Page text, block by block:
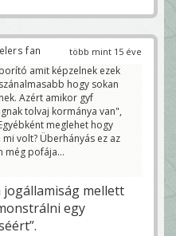
több mint 15 éve
fan
amit képzelnek ezek
hogy sokan
Azért amikor gyf
tolvaj kormánya van",
meglehet hogy
volt? Überhányás ez az
még pofája...
jogállamiság mellett
egy